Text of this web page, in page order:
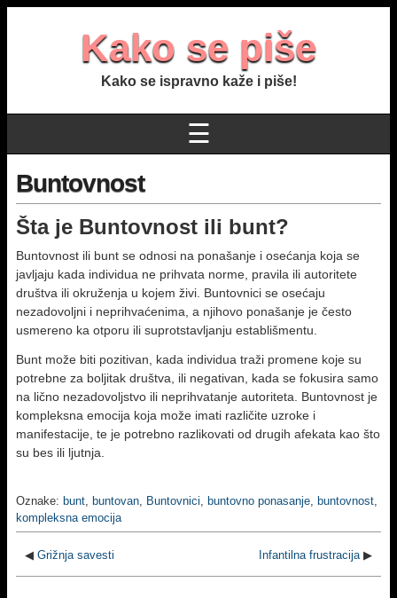
Kako se piše
Kako se ispravno kaže i piše!
☰
Buntovnost
Šta je Buntovnost ili bunt?
Buntovnost ili bunt se odnosi na ponašanje i osećanja koja se
javljaju kada individua ne prihvata norme, pravila ili autoritete
društva ili okruženja u kojem živi. Buntovnici se osećaju
nezadovoljni i neprihvaćenima, a njihovo ponašanje je često
usmereno ka otporu ili suprotstavljanju establišmentu.
Bunt može biti pozitivan, kada individua traži promene koje su
potrebne za boljitak društva, ili negativan, kada se fokusira samo
na lično nezadovoljstvo ili neprihvatanje autoriteta. Buntovnost je
kompleksna emocija koja može imati različite uzroke i
manifestacije, te je potrebno razlikovati od drugih afekata kao što
su bes ili ljutnja.
Oznake: bunt, buntovan, Buntovnici, buntovno ponasanje, buntovnost,
kompleksna emocija
◀ Grižnja savesti Infantilna frustracija▶